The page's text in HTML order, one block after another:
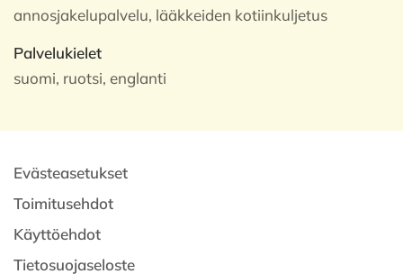
annosjakelupalvelu, lääkkeiden kotiinkuljetus
Palvelukielet
suomi, ruotsi, englanti
Evästeasetukset
Toimitusehdot
Käyttöehdot
Tietosuojaseloste